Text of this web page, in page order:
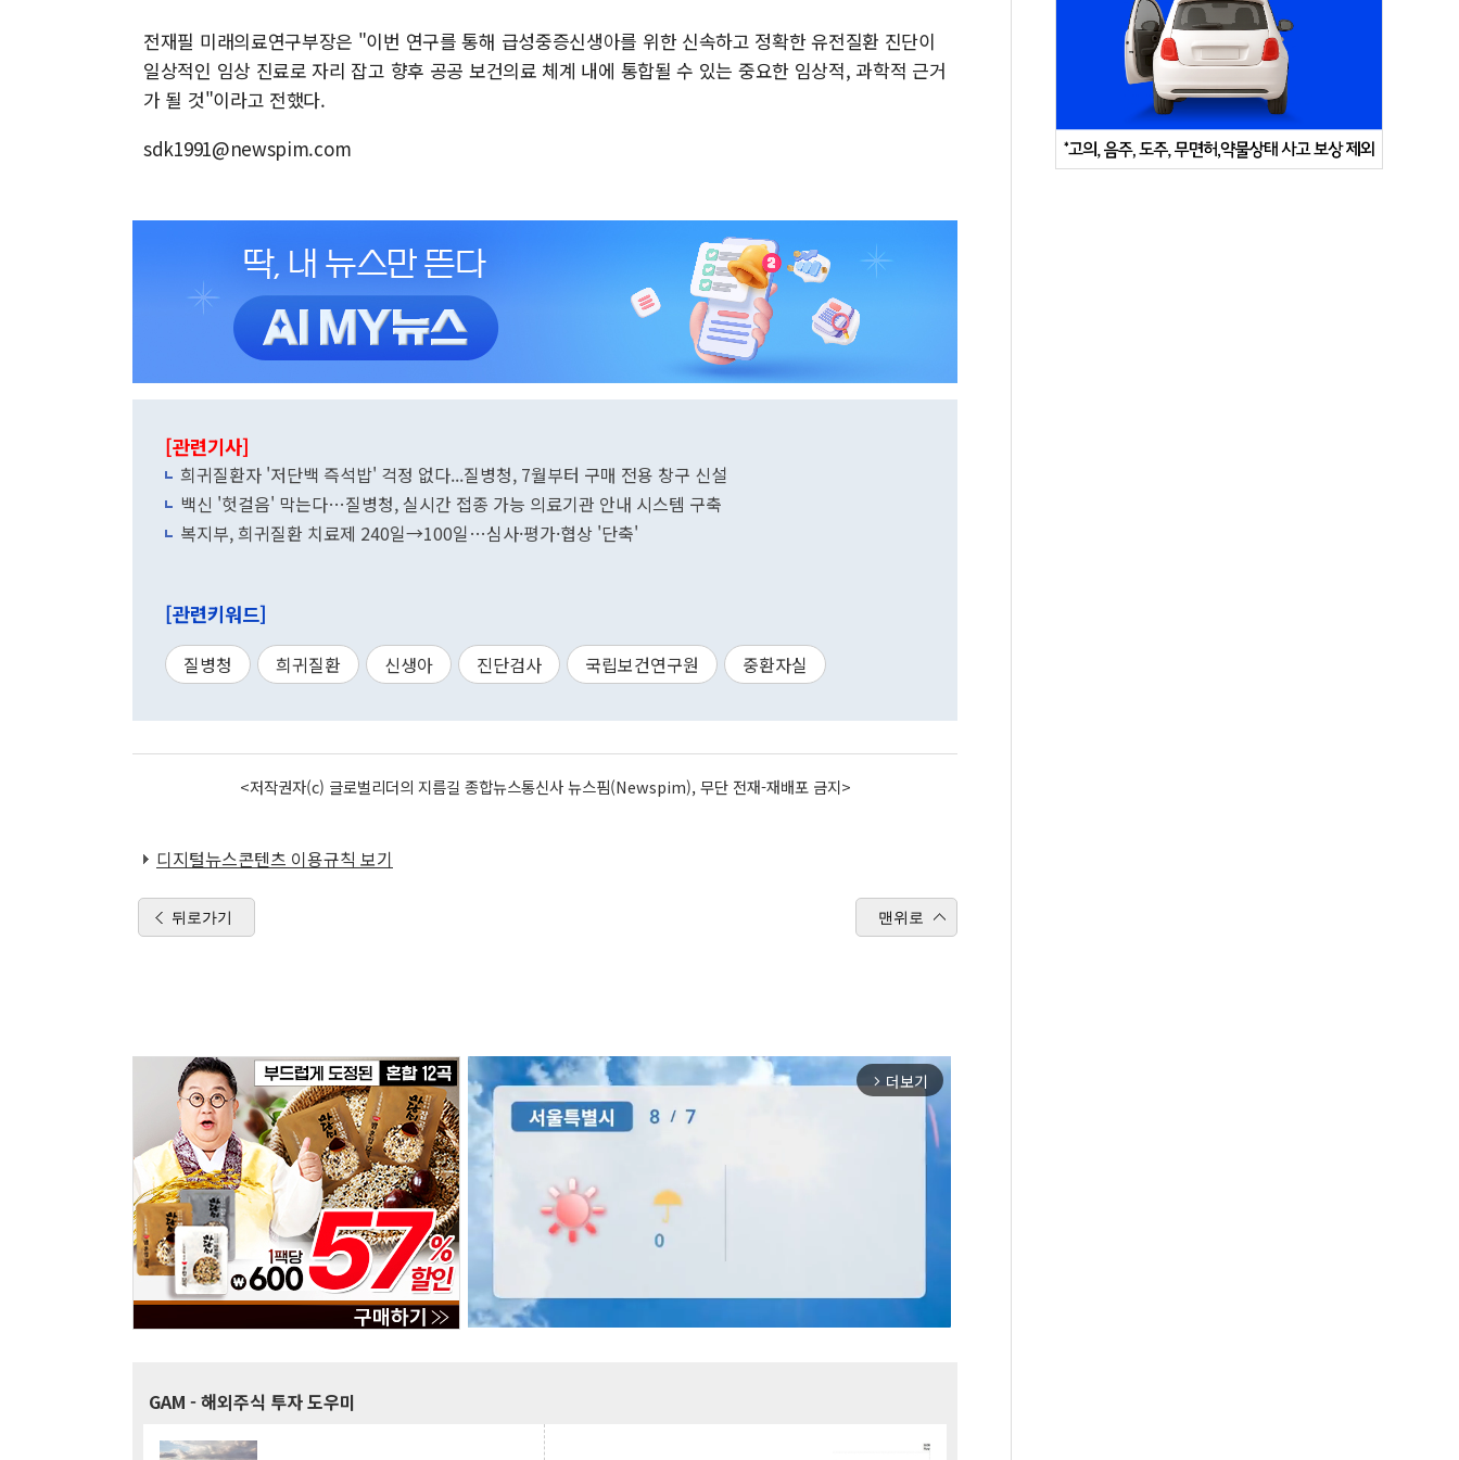
전재필 미래의료연구부장은 "이번 연구를 통해 급성중증신생아를 위한 신속하고 정확한 유전질환 진단이
일상적인 임상 진료로 자리 잡고 향후 공공 보건의료 체계 내에 통합될 수 있는 중요한 임상적, 과학적 근거
가 될 것"이라고 전했다.
sdk1991@newspim.com
[관련기사]
희귀질환자 '저단백 즉석밥' 걱정 없다...질병청, 7월부터 구매 전용 창구 신설
백신 '헛걸음' 막는다…질병청, 실시간 접종 가능 의료기관 안내 시스템 구축
복지부, 희귀질환 치료제 240일→100일…심사·평가·협상 '단축'
[관련키워드]
질병청 희귀질환 신생아 진단검사 국립보건연구원 중환자실
<저작권자(c) 글로벌리더의 지름길 종합뉴스통신사 뉴스핌(Newspim), 무단 전재-재배포 금지>
디지털뉴스콘텐츠 이용규칙 보기
뒤로가기 맨위로
arrow_forward_ios 더보기
GAM - 해외주식 투자 도우미